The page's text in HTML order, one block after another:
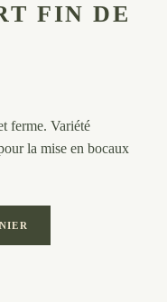
FIN DE
ferme. Variété
la mise en bocaux